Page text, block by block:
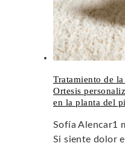
Tratamiento de
Ortesis
en la planta del
Sofía Alencar1
Si siente dolor